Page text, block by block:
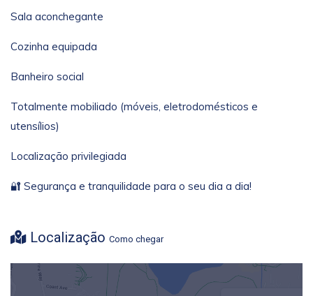
Sala aconchegante
Cozinha equipada
Banheiro social
Totalmente mobiliado (móveis, eletrodomésticos e
utensílios)
Localização privilegiada
🔐 Segurança e tranquilidade para o seu dia a dia!
Localização Como chegar